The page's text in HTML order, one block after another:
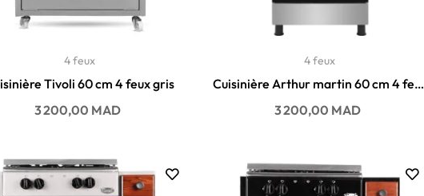
4 feux
Tivoli 60 cm 4 feux gris
Prix
3 200,00 MAD
4 feux
Cuisinière Arthur martin 60 cm 4 feux
AKG601A1OX
Prix
3 200,00 MAD